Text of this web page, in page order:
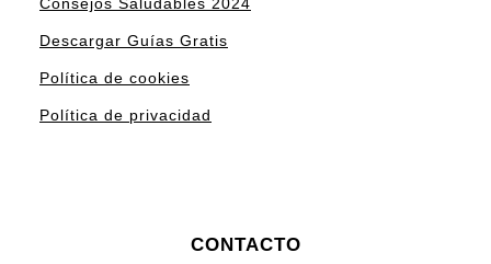
Descargar Guías Gratis
Política de cookies
Política de privacidad
CONTACTO